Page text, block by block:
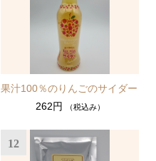
果汁100％のりんごのサイダー
262円
（税込み）
12